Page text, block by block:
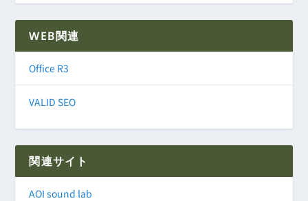
WEB関連
Office R3
VALID SEO
関連サイト
AOI sound lab